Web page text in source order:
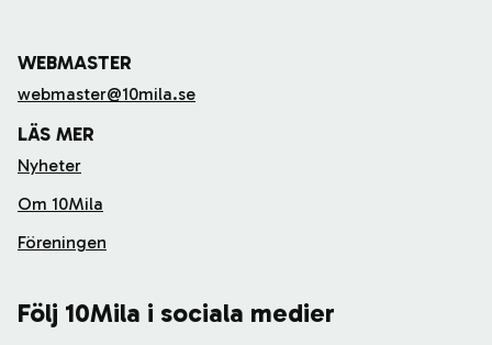
WEBMASTER
webmaster@10mila.se
LÄS MER
Nyheter
Om 10Mila
Föreningen
Följ 10Mila i sociala medier